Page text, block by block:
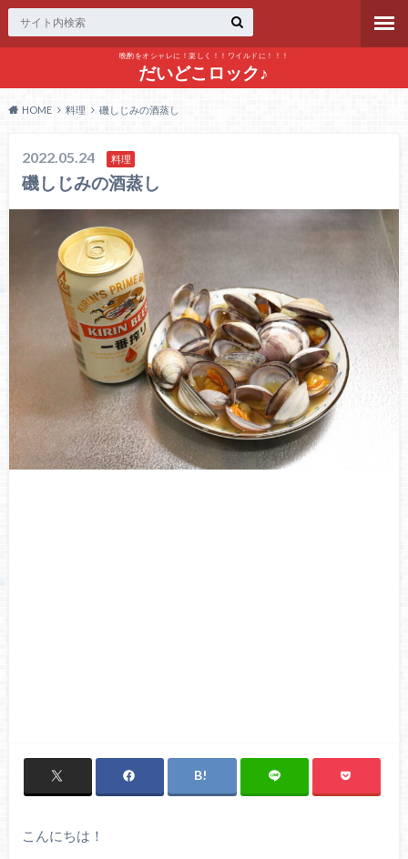
晩酌をオシャレに！楽しく！！ワイルドに！！！
だいどこロック♪
HOME 料理 磯しじみの酒蒸し
2022.05.24 料理
磯しじみの酒蒸し
こんにちは！